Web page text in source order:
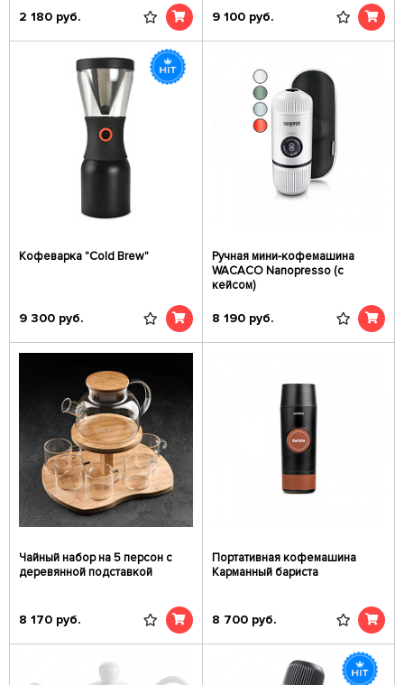
2 180 руб. 9 100 руб.
Кофеварка "Cold Brew"
9 300 руб.
Ручная мини-кофемашина
WACACO Nanopresso (с
кейсом)
8 190 руб.
Чайный набор на 5 персон с
деревянной подставкой
8 170 руб.
Портативная кофемашина
Карманный бариста
8 700 руб.